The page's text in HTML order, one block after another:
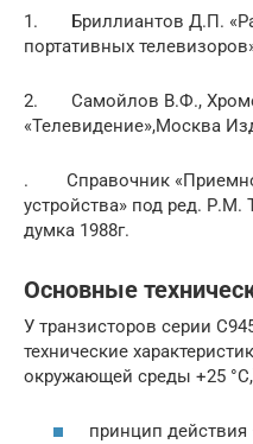
1. Бриллиантов Д.П.
портативных
2. Самойлов В.Ф.,
«Телевидение»,Москва
. Справочник
устройства» под ред.
думка 1988г.
Основные
У транзисторов серии
технические
окружающей среды +25
принцип